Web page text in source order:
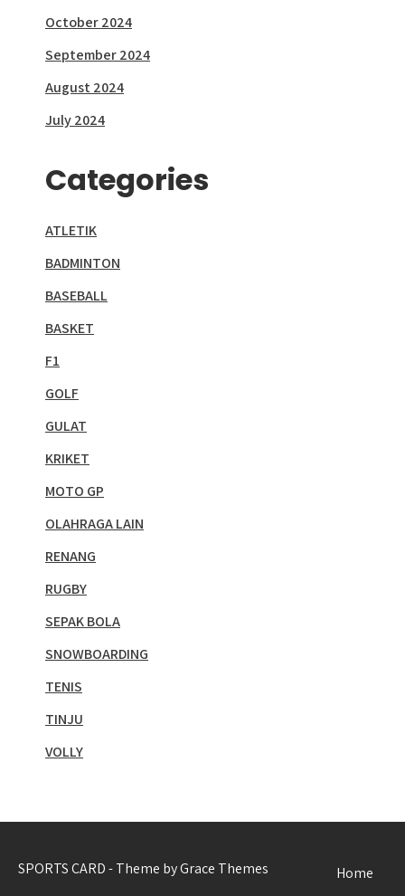
October 2024
September 2024
August 2024
July 2024
Categories
ATLETIK
BADMINTON
BASEBALL
BASKET
F1
GOLF
GULAT
KRIKET
MOTO GP
OLAHRAGA LAIN
RENANG
RUGBY
SEPAK BOLA
SNOWBOARDING
TENIS
TINJU
VOLLY
SPORTS CARD - Theme by Grace Themes Home